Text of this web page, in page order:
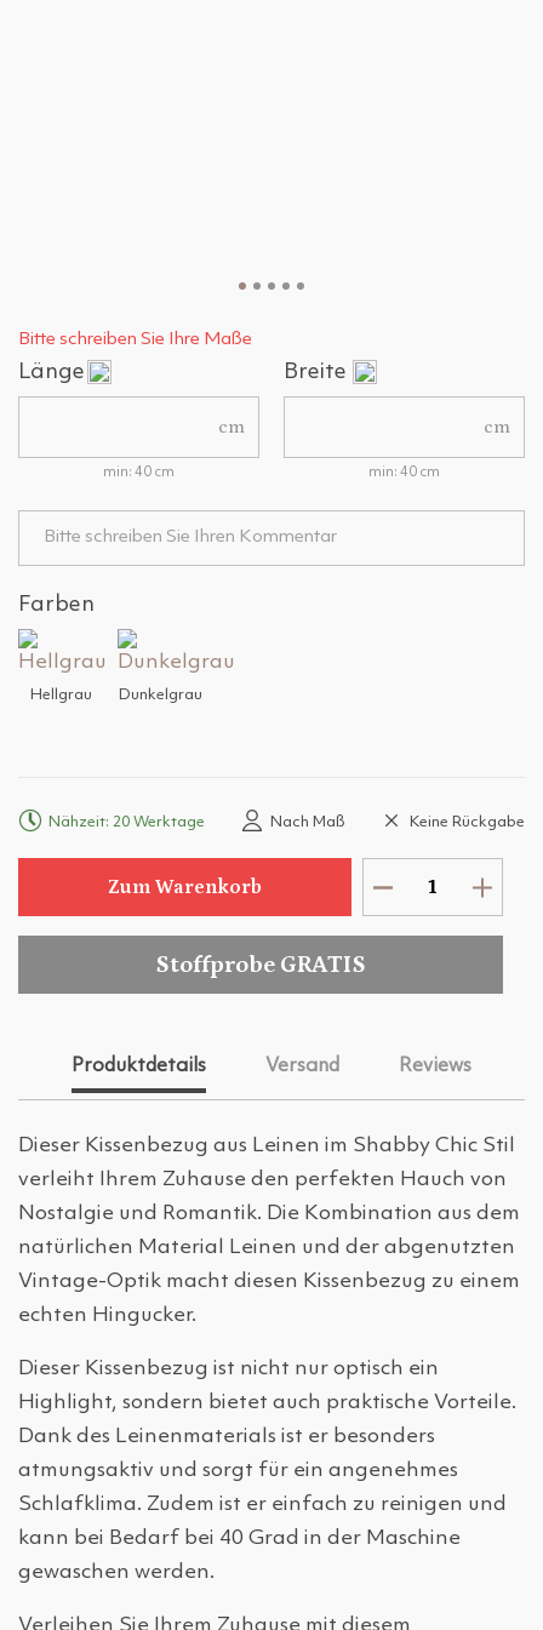
Bitte schreiben Sie Ihre Maße
Länge
cm
min: 40 cm
Breite
cm
min: 40 cm
Farben
Hellgrau Dunkelgrau
Nähzeit: 20 Werktage Nach Maß Keine Rückgabe
Zum Warenkorb
Stoffprobe GRATIS
Produktdetails Versand Reviews
Dieser Kissenbezug aus Leinen im Shabby Chic Stil
verleiht Ihrem Zuhause den perfekten Hauch von
Nostalgie und Romantik. Die Kombination aus dem
natürlichen Material Leinen und der abgenutzten
Vintage-Optik macht diesen Kissenbezug zu einem
echten Hingucker.
Dieser Kissenbezug ist nicht nur optisch ein
Highlight, sondern bietet auch praktische Vorteile.
Dank des Leinenmaterials ist er besonders
atmungsaktiv und sorgt für ein angenehmes
Schlafklima. Zudem ist er einfach zu reinigen und
kann bei Bedarf bei 40 Grad in der Maschine
gewaschen werden.